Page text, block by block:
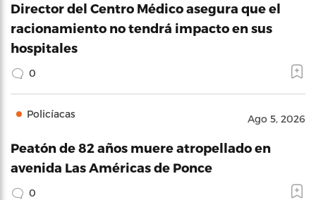
Director del Centro Médico asegura que el
racionamiento no tendrá impacto en sus
hospitales
0
Policíacas Ago 5, 2026
Peatón de 82 años muere atropellado en
avenida Las Américas de Ponce
0